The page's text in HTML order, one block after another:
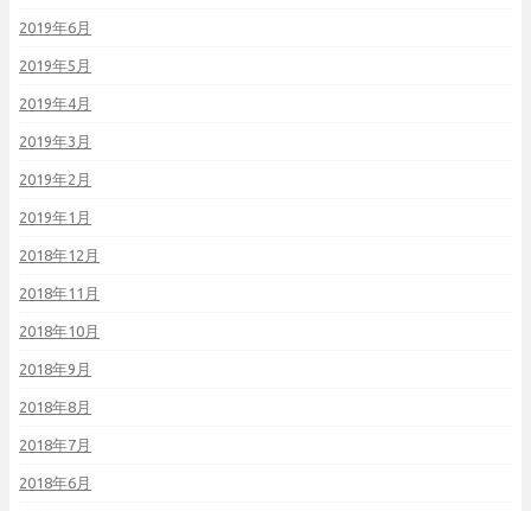
2019年6月
2019年5月
2019年4月
2019年3月
2019年2月
2019年1月
2018年12月
2018年11月
2018年10月
2018年9月
2018年8月
2018年7月
2018年6月